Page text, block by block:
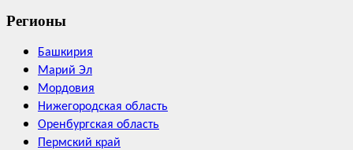
Регионы
Башкирия
Марий Эл
Мордовия
Нижегородская область
Оренбургская область
Пермский край